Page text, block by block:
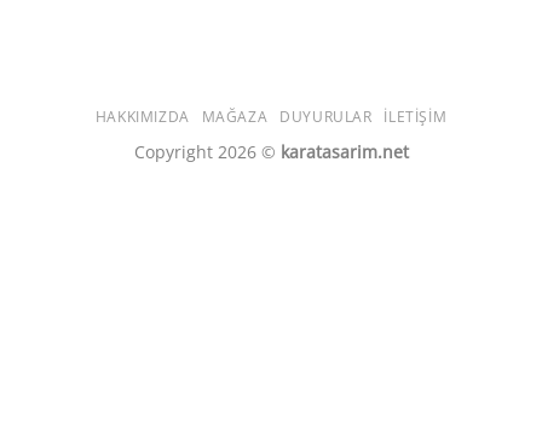
HAKKIMIZDA MAĞAZA DUYURULAR İLETIŞIM
Copyright 2026 © karatasarim.net